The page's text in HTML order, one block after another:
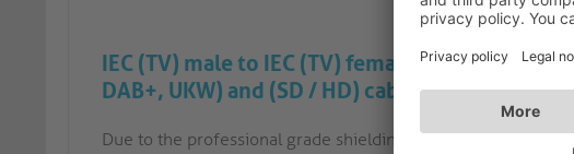
IEC (TV) male to IEC (TV) female for
DAB+, UKW) and (SD / HD) cable TV
Due to the professional grade shielding, Sonero TV antenna